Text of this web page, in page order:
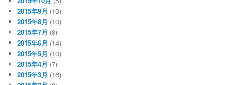
2015年9月 (10)
2015年8月 (10)
2015年7月 (8)
2015年6月 (14)
2015年5月 (10)
2015年4月 (7)
2015年3月 (16)